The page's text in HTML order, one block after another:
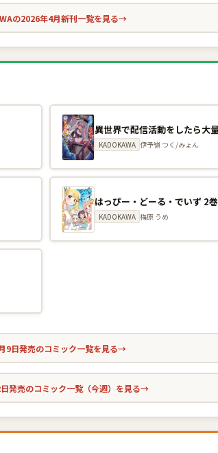
の2026年4月新刊一覧を見る→
KADOKAWA 伊予嶺 つく/みょん
はっぴー・どーる・でいず 2巻
KADOKAWA 梅原 うめ
9日発売のコミック一覧を見る→
発売のコミック一覧（今週）を見る→